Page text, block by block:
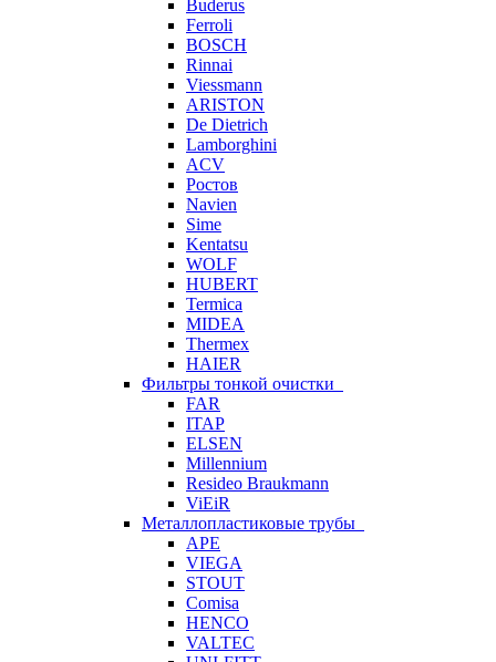
Buderus
Ferroli
BOSCH
Rinnai
Viessmann
ARISTON
De Dietrich
Lamborghini
ACV
Ростов
Navien
Sime
Kentatsu
WOLF
HUBERT
Termica
MIDEA
Thermex
HAIER
Фильтры тонкой очистки
FAR
ITAP
ELSEN
Millennium
Resideo Braukmann
ViEiR
Металлопластиковые трубы
APE
VIEGA
STOUT
Comisa
HENCO
VALTEC